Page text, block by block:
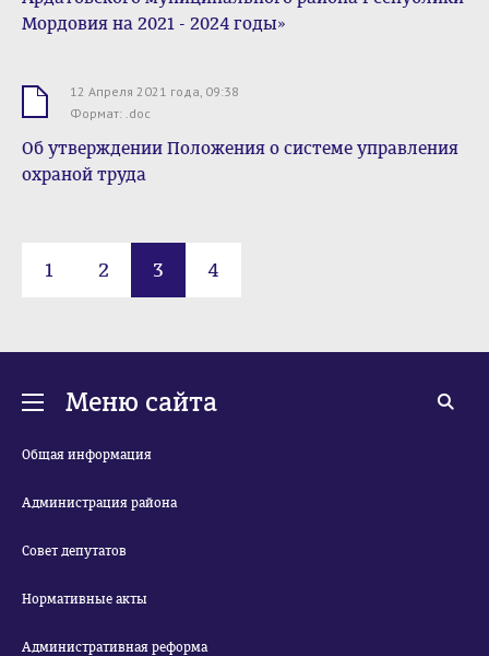
Мордовия на 2021 - 2024 годы»
12 Апреля 2021 года, 09:38
Формат: .doc
Об утверждении Положения о системе управления
охраной труда
1 2 3 4
Меню сайта
Общая информация
Администрация района
Совет депутатов
Нормативные акты
Административная реформа